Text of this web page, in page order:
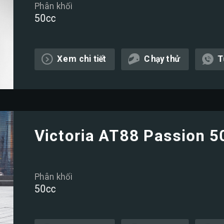
Phân khối
50cc
Xem chi tiết Chạy thử
Victoria AT88 Passion
Phân khối
50cc